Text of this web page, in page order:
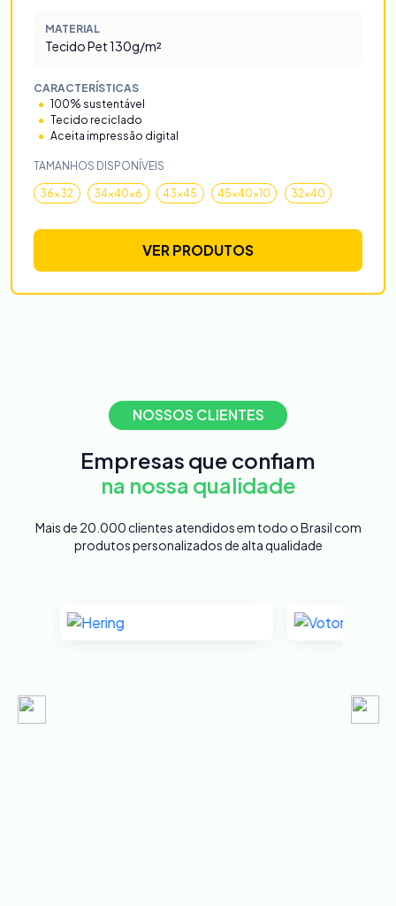
MATERIAL
Tecido Pet 130g/m²
CARACTERÍSTICAS
100% sustentável
Tecido reciclado
Aceita impressão digital
TAMANHOS DISPONÍVEIS
36x32 34x40x6 43x45 45x40x10 32x40
VER PRODUTOS
NOSSOS CLIENTES
Empresas que confiam
na nossa qualidade
Mais de 20.000 clientes atendidos em todo o Brasil com
produtos personalizados de alta qualidade